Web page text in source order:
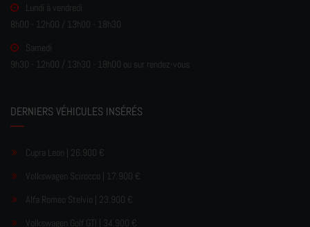
Lundi à vendredi
8h00 - 12h00 / 13h00 - 18h30
Samedi
9h30 - 12h00 / 13h30 - 18h00 ou sur rendez-vous
DERNIERS VÉHICULES INSÉRÉS
Cupra Leon | 26.900 €
Volkswagen Scirocco | 17.900 €
Alfa Romeo Stelvio | 23.900 €
Volkswagen Golf GTI | 34.900 €